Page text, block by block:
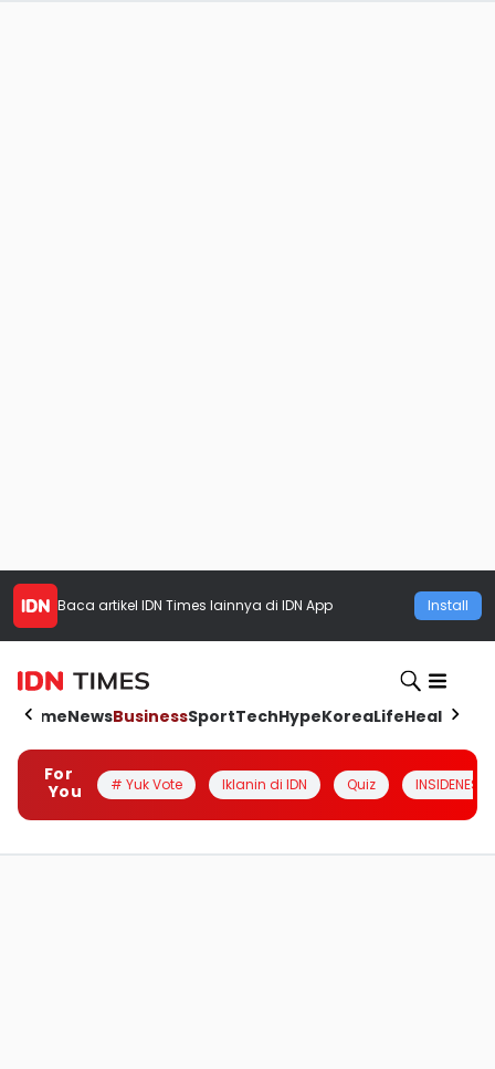
Baca artikel IDN Times lainnya di IDN App Install
HomeNewsBusinessSportTechHypeKoreaLifeHealth
For
You
# Yuk Vote Iklanin di IDN Quiz INSIDENESIA